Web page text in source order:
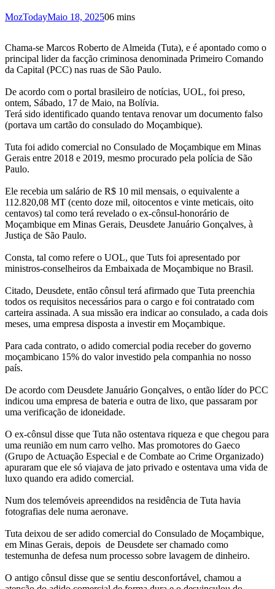
MozTodayMaio 18, 202506 mins
Chama-se Marcos Roberto de Almeida (Tuta), e é apontado como o
principal lider da facção criminosa denominada Primeiro Comando
da Capital (PCC) nas ruas de São Paulo.
De acordo com o portal brasileiro de notícias, UOL, foi preso,
ontem, Sábado, 17 de Maio, na Bolívia.
Terá sido identificado quando tentava renovar um documento falso
(portava um cartão do consulado do Moçambique).
Tuta foi adido comercial no Consulado de Moçambique em Minas
Gerais entre 2018 e 2019, mesmo procurado pela polícia de São
Paulo.
Ele recebia um salário de R$ 10 mil mensais, o equivalente a
112.820,08 MT (cento doze mil, oitocentos e vinte meticais, oito
centavos) tal como terá revelado o ex-cônsul-honorário de
Moçambique em Minas Gerais, Deusdete Januário Gonçalves, à
Justiça de São Paulo.
Consta, tal como refere o UOL, que Tuts foi apresentado por
ministros-conselheiros da Embaixada de Moçambique no Brasil.
Citado, Deusdete, então cônsul terá afirmado que Tuta preenchia
todos os requisitos necessários para o cargo e foi contratado com
carteira assinada. A sua missão era indicar ao consulado, a cada dois
meses, uma empresa disposta a investir em Moçambique.
Para cada contrato, o adido comercial podia receber do governo
moçambicano 15% do valor investido pela companhia no nosso
país.
De acordo com Deusdete Januário Gonçalves, o então líder do PCC
indicou uma empresa de bateria e outra de lixo, que passaram por
uma verificação de idoneidade.
O ex-cônsul disse que Tuta não ostentava riqueza e que chegou para
uma reunião em num carro velho. Mas promotores do Gaeco
(Grupo de Actuação Especial e de Combate ao Crime Organizado)
apuraram que ele só viajava de jato privado e ostentava uma vida de
luxo quando era adido comercial.
Num dos telemóveis apreendidos na residência de Tuta havia
fotografias dele numa aeronave.
Tuta deixou de ser adido comercial do Consulado de Moçambique,
em Minas Gerais, depois de Deusdete ser chamado como
testemunha de defesa num processo sobre lavagem de dinheiro.
O antigo cônsul disse que se sentiu desconfortável, chamou a